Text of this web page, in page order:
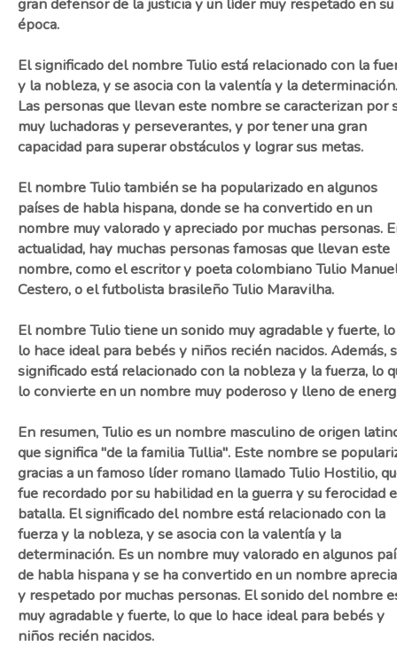
época.
El significado del nombre Tulio está relacionado con la
y la nobleza, y se asocia con la valentía y la determinación.
Las personas que llevan este nombre se caracterizan por
muy luchadoras y perseverantes, y por tener una gran
capacidad para superar obstáculos y lograr sus metas.
El nombre Tulio también se ha popularizado en algunos
países de habla hispana, donde se ha convertido en un
nombre muy valorado y apreciado por muchas personas.
actualidad, hay muchas personas famosas que llevan este
nombre, como el escritor y poeta colombiano Tulio
Cestero, o el futbolista brasileño Tulio Maravilha.
El nombre Tulio tiene un sonido muy agradable y fuerte,
lo hace ideal para bebés y niños recién nacidos. Además,
significado está relacionado con la nobleza y la fuerza, lo
lo convierte en un nombre muy poderoso y lleno de
En resumen, Tulio es un nombre masculino de origen
que significa "de la familia Tullia". Este nombre se
gracias a un famoso líder romano llamado Tulio Hostilio,
fue recordado por su habilidad en la guerra y su ferocidad
batalla. El significado del nombre está relacionado con la
fuerza y la nobleza, y se asocia con la valentía y la
determinación. Es un nombre muy valorado en algunos
de habla hispana y se ha convertido en un nombre
y respetado por muchas personas. El sonido del nombre
muy agradable y fuerte, lo que lo hace ideal para bebés y
niños recién nacidos.